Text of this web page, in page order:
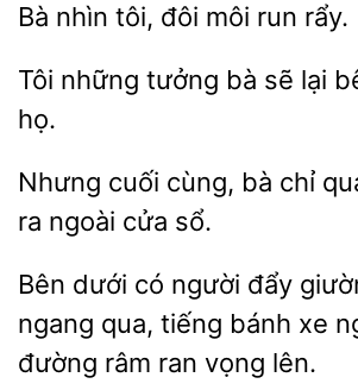
Bà nhìn tôi, run
Tôi những
lại
họ.
Nhưng cuối cùng,
ra ngoài cửa sổ.
Bên dưới có người
qua, tiếng bánh xe
đường râm ran vọng lên.